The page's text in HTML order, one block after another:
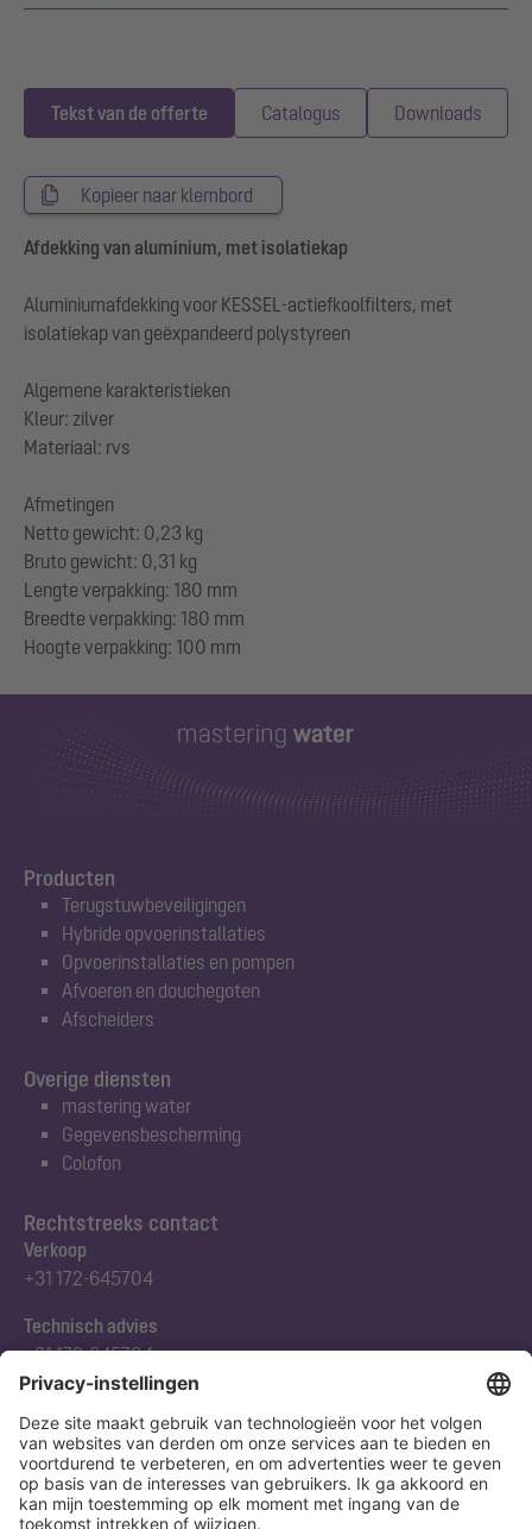
Tekst van de offerte Catalogus Downloads
Kopieer naar klembord
Afdekking van aluminium, met isolatiekap
Aluminiumafdekking voor KESSEL-actiefkoolfilters, met
isolatiekap van geëxpandeerd polystyreen
Algemene karakteristieken
Kleur: zilver
Materiaal: rvs
Afmetingen
Netto gewicht: 0,23 kg
Bruto gewicht: 0,31 kg
Lengte verpakking: 180 mm
Breedte verpakking: 180 mm
Producten
Terugstuwbeveiligingen
Hybride opvoerinstallaties
Opvoerinstallaties en pompen
Afvoeren en douchegoten
Afscheiders
Rechtstreeks contact
Verkoop
+31 172-645704
Technisch advies
+31 172-645704
Abonneert u zich op onze nieuwsbrief
Nu aanmelden
Overige diensten
mastering water
Gegevensbescherming
Colofon